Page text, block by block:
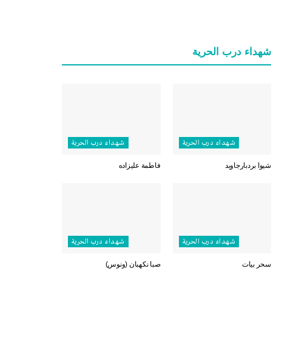
شهداء درب الحرية
شهداء درب الحرية
شيوا بردبارجاويد
شهداء درب الحرية
فاطمة عليزاده
شهداء درب الحرية
سحر بيات
شهداء درب الحرية
صبا نكهبان (ونوس)